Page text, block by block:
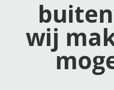
wij